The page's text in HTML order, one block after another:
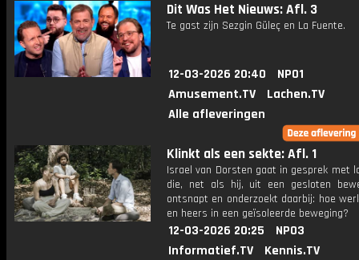
Dit Was Het Nieuws: Afl. 3
Te gast zijn Sezgin Güleç en La Fuente.
12-03-2026 20:40
NPO1
Amusement.TV
Lachen.TV
Alle afleveringen
Klinkt als een sekte: Afl. 1
Israel van Dorsten gaat in gesprek met
die, net als hij, uit een gesloten
ontsnapt en onderzoekt daarbij: hoe
en heers in een geïsoleerde beweging?
12-03-2026 20:25
NPO3
Informatief.TV
Kennis.TV